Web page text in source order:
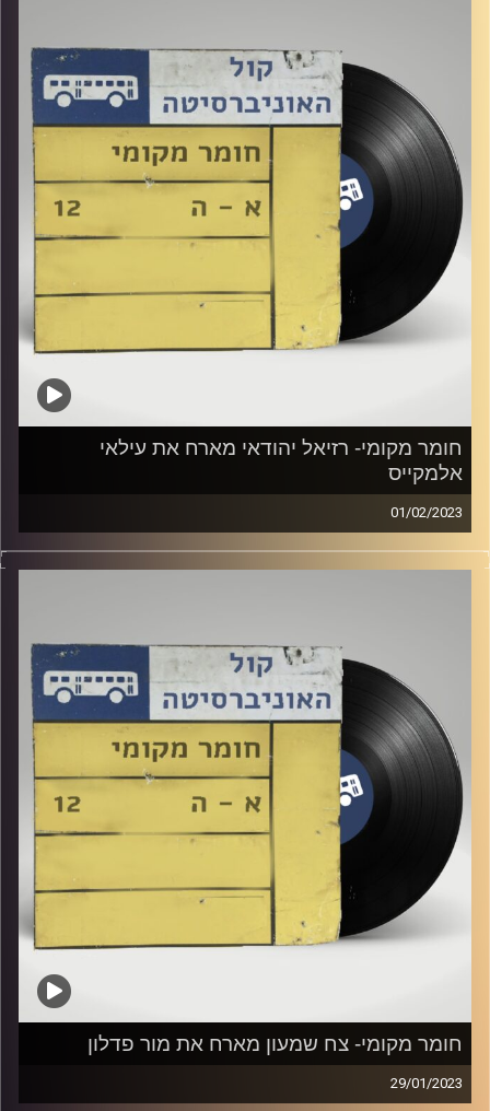
Elior Buchnik
חומר מקומי- רזיאל יהודאי מארח את עילאי
אלמקייס
01/02/2023
שעה של מוזיקה ישראלית עם רזיאל יהודאי
Elior Buchnik
חומר מקומי- צח שמעון מארח את מור פדלון
29/01/2023